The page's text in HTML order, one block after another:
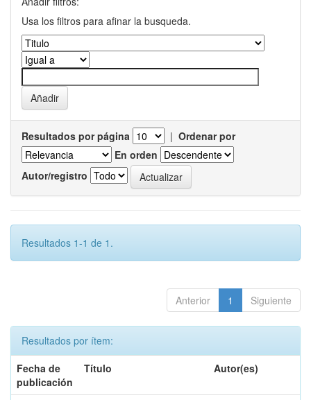
Usa los filtros para afinar la busqueda.
Resultados por página | Ordenar por
En orden
Autor/registro
Resultados 1-1 de 1.
Anterior 1 Siguiente
Resultados por ítem:
Fecha de
publicación
Título Autor(es)